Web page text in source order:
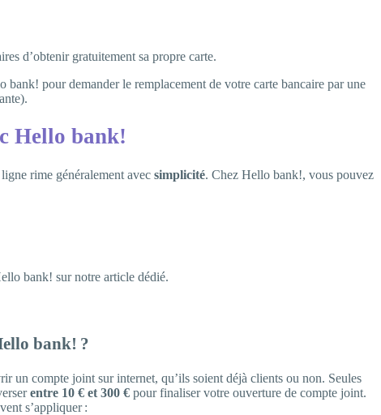
d’obtenir gratuitement sa propre carte.
pour demander le remplacement de votre carte bancaire par une
Hello bank!
rime généralement avec simplicité. Chez Hello bank!, vous pouvez
bank! sur notre article dédié.
bank! ?
un compte joint sur internet, qu’ils soient déjà clients ou non. Seules
entre 10 € et 300 € pour finaliser votre ouverture de compte joint.
s’appliquer :